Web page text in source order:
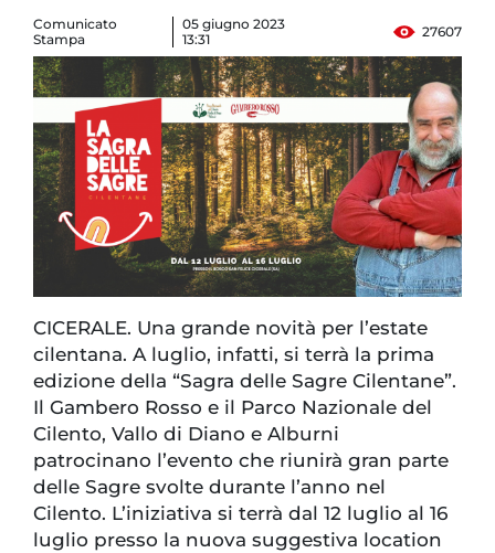
Comunicato
Stampa
05 giugno 2023
13:31
27607
CICERALE. Una grande novità per l’estate
cilentana. A luglio, infatti, si terrà la prima
edizione della “Sagra delle Sagre Cilentane”.
Il Gambero Rosso e il Parco Nazionale del
Cilento, Vallo di Diano e Alburni
patrocinano l’evento che riunirà gran parte
delle Sagre svolte durante l’anno nel
Cilento. L’iniziativa si terrà dal 12 luglio al 16
luglio presso la nuova suggestiva location